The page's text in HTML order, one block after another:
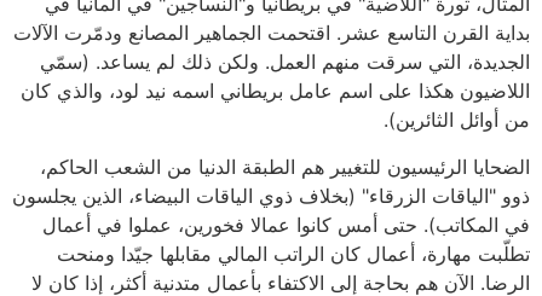
بداية القرن التاسع عشر. اقتحمت الجماهير المصانع ودمّرت الآلات
الجديدة، التي سرقت منهم العمل. ولكن ذلك لم يساعد. (سمّي
اللاضيون هكذا على اسم عامل بريطاني اسمه نيد لود، والذي كان
من أوائل الثائرين).
الضحايا الرئيسيون للتغيير هم الطبقة الدنيا من الشعب الحاكم،
ذوو "الياقات الزرقاء" (بخلاف ذوي الياقات البيضاء، الذين يجلسون
في المكاتب). حتى أمس كانوا عمالا فخورين، عملوا في أعمال
تطلّبت مهارة، أعمال كان الراتب المالي مقابلها جيّدا ومنحت
الرضا. الآن هم بحاجة إلى الاكتفاء بأعمال متدنية أكثر، إذا كان لا